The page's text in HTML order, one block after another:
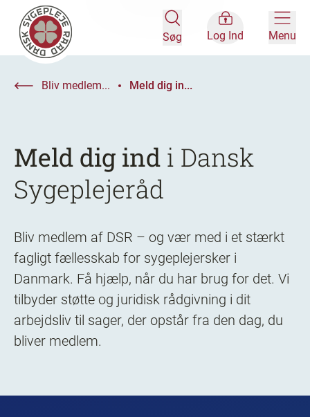
Søg Log Ind Menu
Bliv medlem... Meld dig in...
Meld dig ind i Dansk
Sygeplejeråd
Bliv medlem af DSR – og vær med i et stærkt
fagligt fællesskab for sygeplejersker i
Danmark. Få hjælp, når du har brug for det. Vi
tilbyder støtte og juridisk rådgivning i dit
arbejdsliv til sager, der opstår fra den dag, du
bliver medlem.